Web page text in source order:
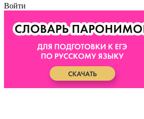
Войти